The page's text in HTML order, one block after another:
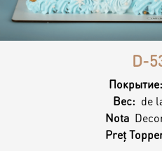
Кэнди Бар
Калачи
Пирожные
О
D-
Покрытие:
Вес: de
Nota
Preț